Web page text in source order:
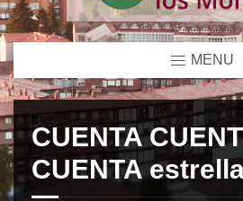
MENU
CUENTA
CUENTA